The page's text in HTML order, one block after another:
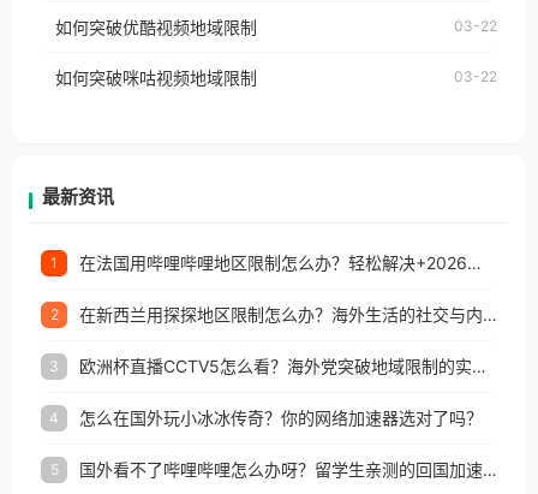
权限制所困扰。
制问题，且仅能在中国大陆地区播放。 遇到这个问题
户收听网易云音乐地区版权限制」的问题，无论人在
如何突破优酷视频地域限制 03-22
如何突破咪咕视频地域限制 03-22
最新资讯
1 在法国用哔哩哔哩地区限制怎么办？轻松解决+2026世界杯看球攻略
2 在新西兰用探探地区限制怎么办？海外生活的社交与内容之困
3 欧洲杯直播CCTV5怎么看？海外党突破地域限制的实用指南
4 怎么在国外玩小冰冰传奇？你的网络加速器选对了吗？
5 国外看不了哔哩哔哩怎么办呀？留学生亲测的回国加速全攻略（含酷我音乐渤海银行解决方法）